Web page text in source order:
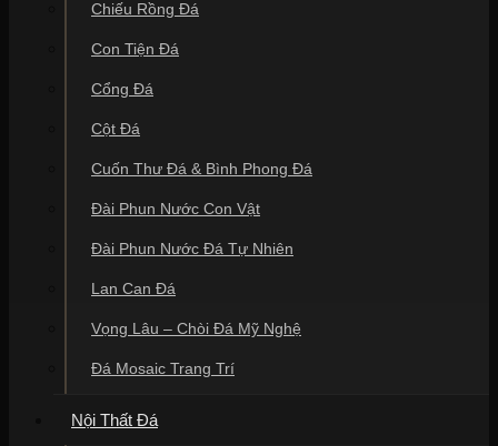
Chiếu Rồng Đá
Con Tiện Đá
Cổng Đá
Cột Đá
Cuốn Thư Đá & Bình Phong Đá
Đài Phun Nước Con Vật
Đài Phun Nước Đá Tự Nhiên
Lan Can Đá
Vọng Lâu – Chòi Đá Mỹ Nghệ
Đá Mosaic Trang Trí
Nội Thất Đá